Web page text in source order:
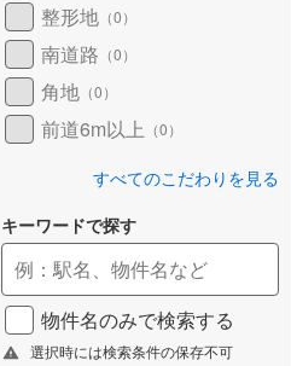
整形地 （0）
南道路 （0）
角地 （0）
前道6m以上 （0）
すべてのこだわりを見る
キーワードで探す
物件名のみで検索する
選択時には検索条件の保存不可